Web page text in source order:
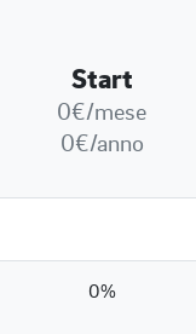
Start
0€/mese
0€/anno
0%